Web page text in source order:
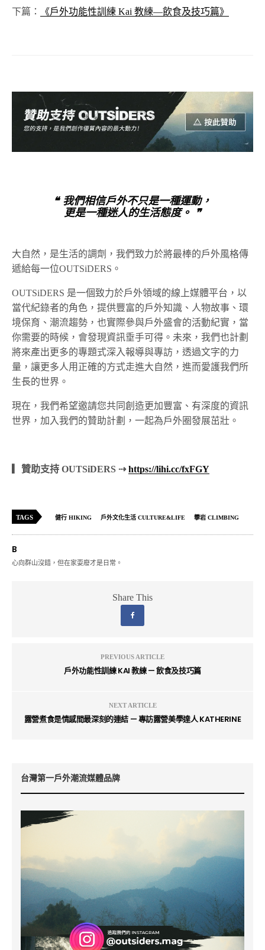
下篇： 《戶外功能性訓練 Kai 教練—飲食及技巧篇》
❝ 我們相信戶外不只是一種運動，
更是一種迷人的生活態度。 ❞
大自然，是生活的調劑，我們致力於將最棒的戶外風格傳
遞給每一位OUTSiDERS。
OUTSiDERS 是一個致力於戶外領域的線上媒體平台，以
當代紀錄者的角色，提供豐富的戶外知識、人物故事、環
境保育、潮流趨勢，也實際參與戶外盛會的活動紀實，當
你需要的時候，會發現資訊垂手可得。未來，我們也計劃
將來產出更多的專題式深入報導與專訪，透過文字的力
量，讓更多人用正確的方式走進大自然，進而愛護我們所
生長的世界。
現在，我們希望邀請您共同創造更加豐富、有深度的資訊
世界，加入我們的贊助計劃，一起為戶外圈發展茁壯。
▎贊助支持 OUTSiDERS ⇢https://lihi.cc/fxFGY
TAGS 健行 HIKING 戶外文化生活 CULTURE&LIFE 攀岩 CLIMBING
B
心向群山沒錯，但在家耍廢才是日常。
Share This
PREVIOUS ARTICLE
戶外功能性訓練 KAI 教練 — 飲食及技巧篇
NEXT ARTICLE
露營煮食是情感間最深刻的連結 — 專訪露營美學達人 KATHERINE
台灣第一戶外潮流媒體品牌